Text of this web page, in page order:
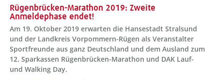
Rügenbrücken-Marathon 2019: Zweite
Anmeldephase endet!
Am 19. Oktober 2019 erwarten die Hansestadt Stralsund
und der Landkreis Vorpommern-Rügen als Veranstalter
Sportfreunde aus ganz Deutschland und dem Ausland zum
12. Sparkassen Rügenbrücken-Marathon und DAK Lauf-
und Walking Day.